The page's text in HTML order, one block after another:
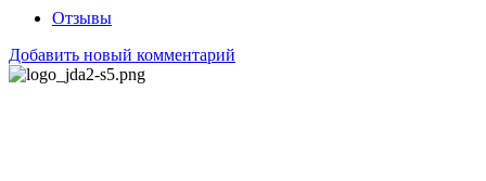
Отзывы
Добавить новый комментарий